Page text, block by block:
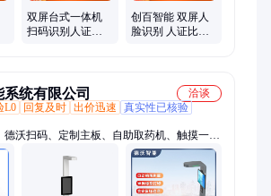
双屏台式一体机
扫码识别人证核
创百智能 双屏人
脸识别 人证比对
统有限公司
洽谈
L0 回复及时 出价迅速
真实性已核验
德沃扫码、定制主板、自助取药机、触摸一体
追溯码一体机、扫描模块、二维码扫描、便携
码、安卓智慧主板、门诊隔离病房、出入库智
秤Y1、视觉识别智慧餐台、药监码高拍仪、